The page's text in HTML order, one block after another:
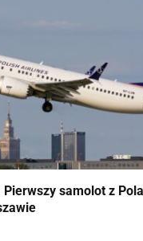
Pierwszy samolot z